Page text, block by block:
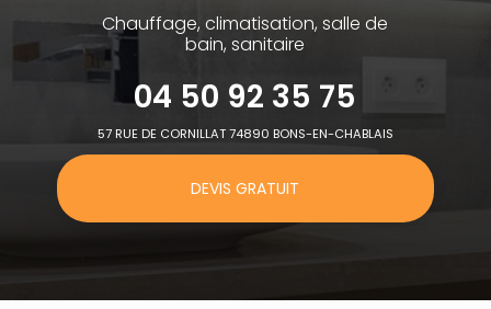
Chauffage, climatisation, salle de
bain, sanitaire
04 50 92 35 75
57 RUE DE CORNILLAT 74890 BONS-EN-CHABLAIS
DEVIS GRATUIT